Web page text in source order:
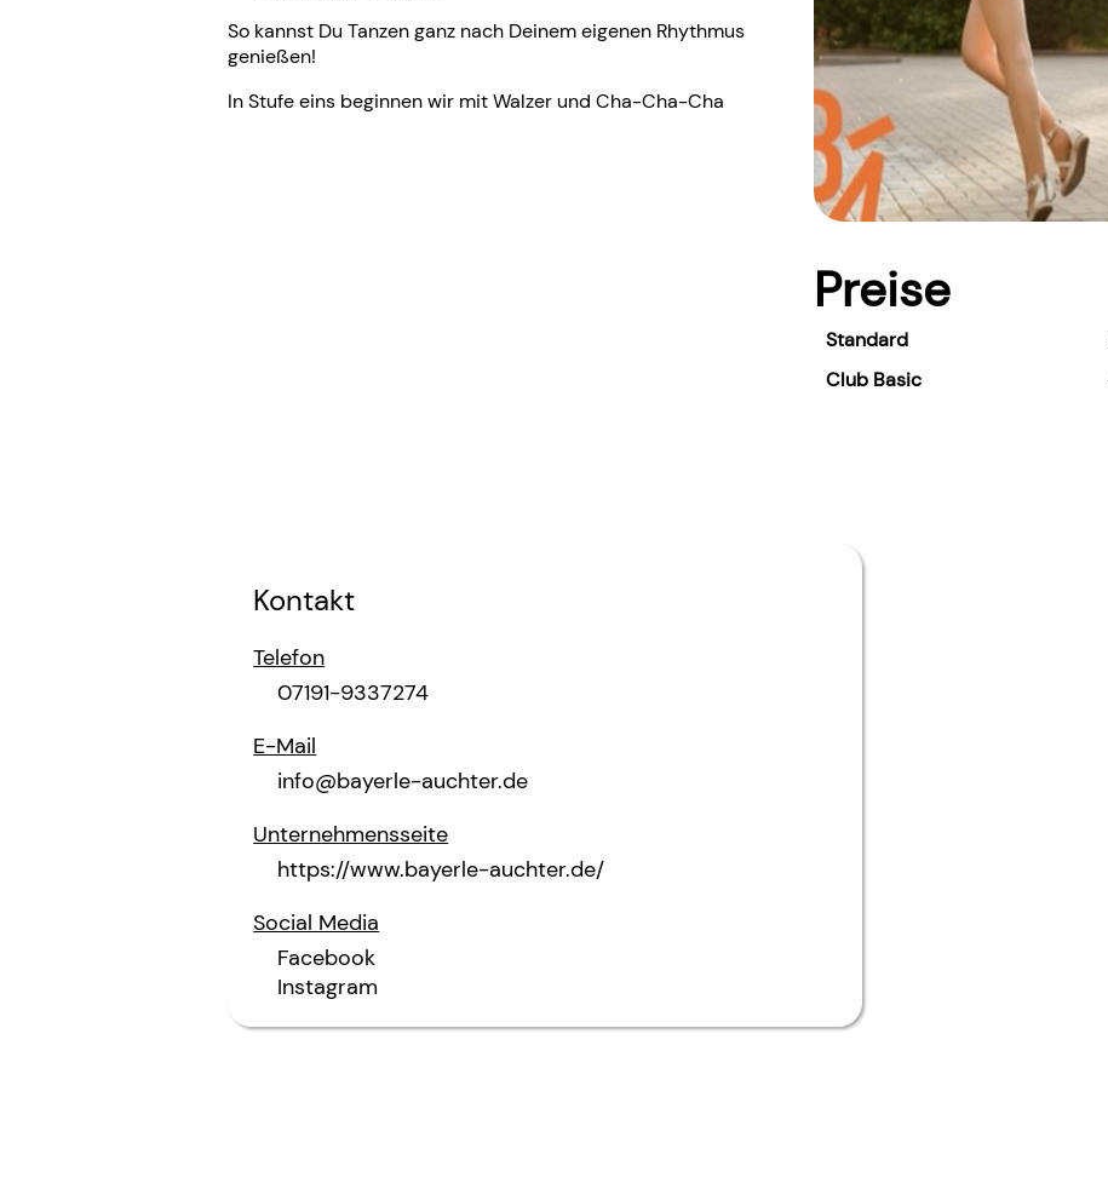
So kannst Du Tanzen ganz nach Deinem eigenen Rhythmus
genießen!
In Stufe eins beginnen wir mit Walzer und Cha-Cha-Cha
Preise
Standard
Club Basic
Kontakt
Telefon
07191-9337274
E-Mail
info@bayerle-auchter.de
Unternehmensseite
https://www.bayerle-auchter.de/
Social Media
Facebook
Instagram